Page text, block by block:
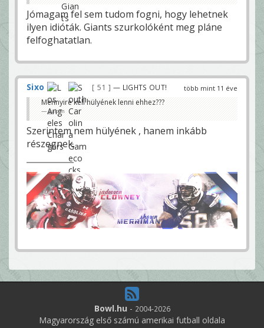
Jómagam fel sem tudom fogni, hogy lehetnek
ilyen idióták. Giants szurkolóként meg pláne
felfoghatatlan.
több mint 11 éve
Sixo 51 — LIGHTS OUT!
Mennyire kell hülyének lenni ehhez???
gaben
Szerintem nem hülyének , hanem inkább
részegnek.
Bowl.hu - 2004-2026
Magyarország első számú amerikai futball oldala